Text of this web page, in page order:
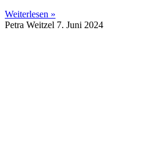
Weiterlesen »
Petra Weitzel 7. Juni 2024